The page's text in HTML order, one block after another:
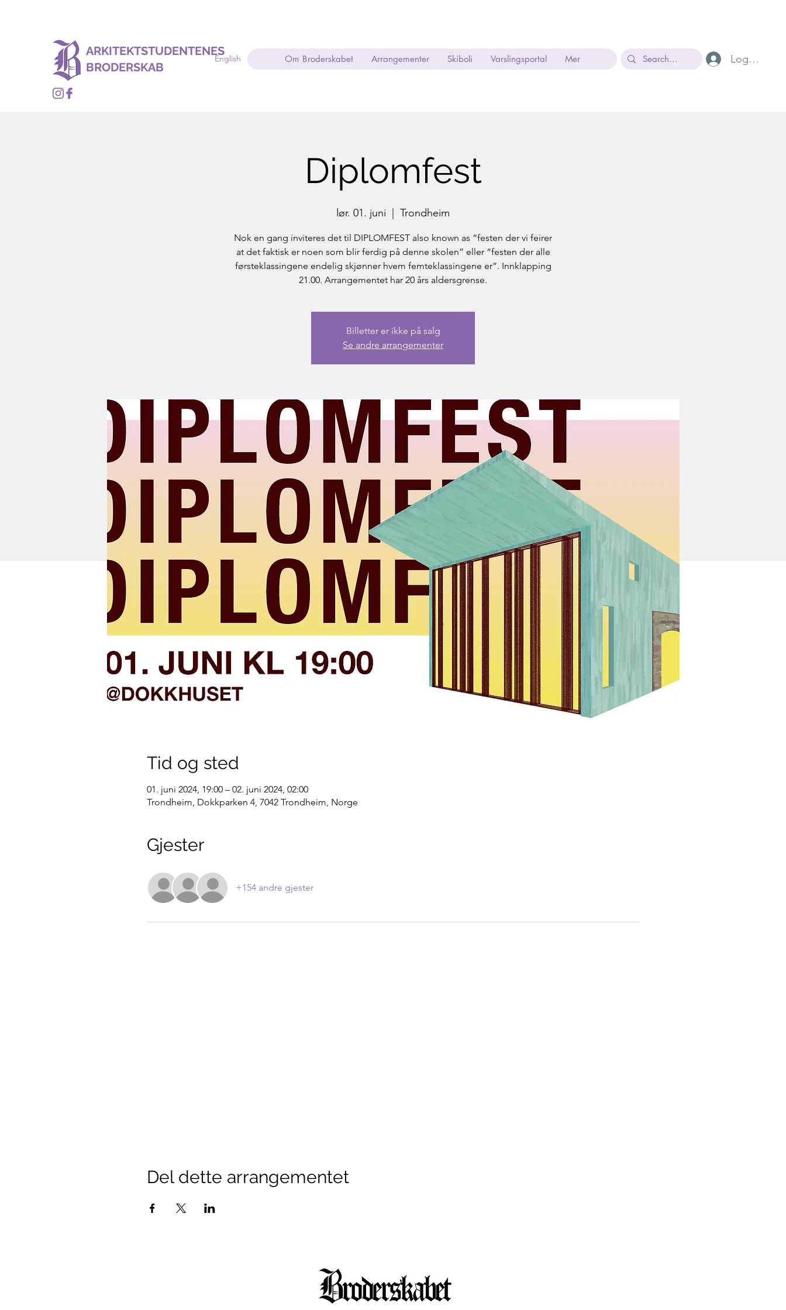
ARKITEKTSTUDENTENES
BRODERSKAB
English Om Broderskabet Arrangementer Skiboli Varslingsportal Mer Logg inn
Diplomfest
lør. 01. juni Trondheim
Nok en gang inviteres det til DIPLOMFEST also known as “festen der vi feirer
at det faktisk er noen som blir ferdig på denne skolen” eller “festen der alle
førsteklassingene endelig skjønner hvem femteklassingene er”. Innklapping
21.00. Arrangementet har 20 års aldersgrense.
Billetter er ikke på salg
Se andre arrangementer
Tid og sted
01. juni 2024, 19:00 – 02. juni 2024, 02:00
Trondheim, Dokkparken 4, 7042 Trondheim, Norge
Gjester
+154 andre gjester
Del dette arrangementet